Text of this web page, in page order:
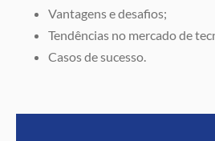
Vantagens e desafios;
Tendências no mercado de
Casos de sucesso.